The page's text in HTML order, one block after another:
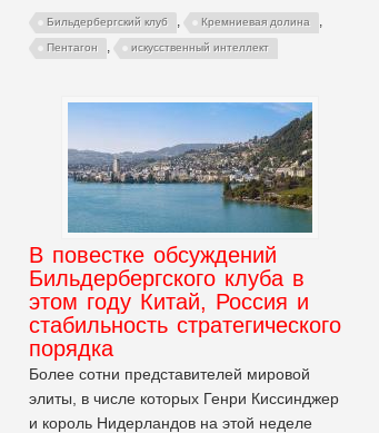
Бильдербергский клуб , Кремниевая долина ,
Пентагон , искусственный интеллект
В повестке обсуждений
Бильдербергского клуба в
этом году Китай, Россия и
стабильность стратегического
порядка
Более сотни представителей мировой
элиты, в числе которых Генри Киссинджер
и король Нидерландов на этой неделе